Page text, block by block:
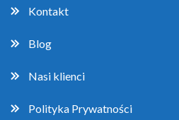
Kontakt
Blog
Nasi klienci
Polityka Prywatności